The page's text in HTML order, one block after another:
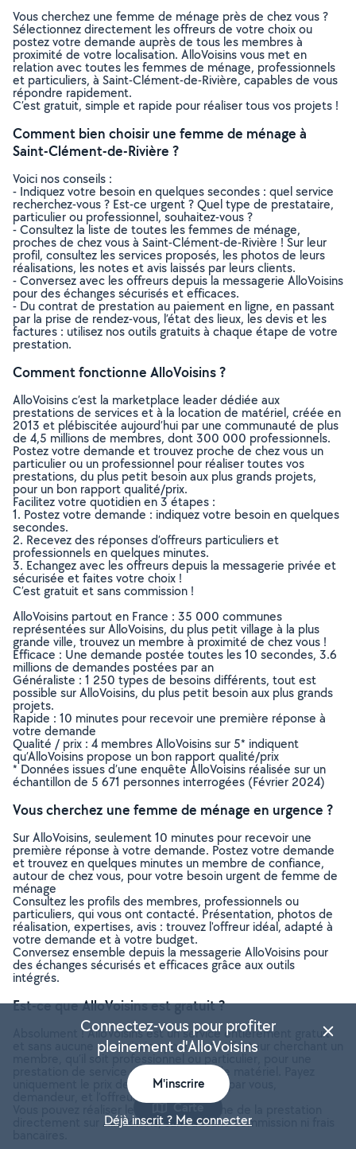
Vous cherchez une femme de ménage près de chez vous ?
Sélectionnez directement les offreurs de votre choix ou
postez votre demande auprès de tous les membres à
proximité de votre localisation. AlloVoisins vous met en
relation avec toutes les femmes de ménage, professionnels
et particuliers, à Saint-Clément-de-Rivière, capables de vous
répondre rapidement.
C’est gratuit, simple et rapide pour réaliser tous vos projets !
Comment bien choisir une femme de ménage à
Saint-Clément-de-Rivière ?
Voici nos conseils :
- Indiquez votre besoin en quelques secondes : quel service
recherchez-vous ? Est-ce urgent ? Quel type de prestataire,
particulier ou professionnel, souhaitez-vous ?
- Consultez la liste de toutes les femmes de ménage,
proches de chez vous à Saint-Clément-de-Rivière ! Sur leur
profil, consultez les services proposés, les photos de leurs
réalisations, les notes et avis laissés par leurs clients.
- Conversez avec les offreurs depuis la messagerie AlloVoisins
pour des échanges sécurisés et efficaces.
- Du contrat de prestation au paiement en ligne, en passant
par la prise de rendez-vous, l’état des lieux, les devis et les
factures : utilisez nos outils gratuits à chaque étape de votre
prestation.
Comment fonctionne AlloVoisins ?
AlloVoisins c’est la marketplace leader dédiée aux
prestations de services et à la location de matériel, créée en
2013 et plébiscitée aujourd’hui par une communauté de plus
de 4,5 millions de membres, dont 300 000 professionnels.
Postez votre demande et trouvez proche de chez vous un
particulier ou un professionnel pour réaliser toutes vos
prestations, du plus petit besoin aux plus grands projets,
pour un bon rapport qualité/prix.
Facilitez votre quotidien en 3 étapes :
1. Postez votre demande : indiquez votre besoin en quelques
secondes.
2. Recevez des réponses d’offreurs particuliers et
professionnels en quelques minutes.
3. Echangez avec les offreurs depuis la messagerie privée et
sécurisée et faites votre choix !
C’est gratuit et sans commission !
AlloVoisins partout en France : 35 000 communes
représentées sur AlloVoisins, du plus petit village à la plus
grande ville, trouvez un membre à proximité de chez vous !
Efficace : Une demande postée toutes les 10 secondes, 3.6
millions de demandes postées par an
Généraliste : 1 250 types de besoins différents, tout est
possible sur AlloVoisins, du plus petit besoin aux plus grands
projets.
Rapide : 10 minutes pour recevoir une première réponse à
votre demande
Qualité / prix : 4 membres AlloVoisins sur 5* indiquent
qu’AlloVoisins propose un bon rapport qualité/prix
* Données issues d’une enquête AlloVoisins réalisée sur un
échantillon de 5 671 personnes interrogées (Février 2024)
Vous cherchez une femme de ménage en urgence ?
Sur AlloVoisins, seulement 10 minutes pour recevoir une
première réponse à votre demande. Postez votre demande
et trouvez en quelques minutes un membre de confiance,
autour de chez vous, pour votre besoin urgent de femme de
ménage
Consultez les profils des membres, professionnels ou
particuliers, qui vous ont contacté. Présentation, photos de
réalisation, expertises, avis : trouvez l'offreur idéal, adapté à
votre demande et à votre budget.
Conversez ensemble depuis la messagerie AlloVoisins pour
des échanges sécurisés et efficaces grâce aux outils
intégrés.
Est-ce que AlloVoisins est gratuit ?
Absolument ! AlloVoisins est un service entièrement gratuit
et sans aucune commission pour tout utilisateur cherchant un
membre, qu’il soit professionnel ou particulier, pour une
prestation de service ou une location de matériel. Payez
uniquement le prix de la prestation, fixé par vous,
demandeur, et l’offreur.
directement sur AlloVoisins, sans aucune commission ni frais
Carte
Connectez-vous pour profiter
pleinement d'AlloVoisins
M'inscrire
Déjà inscrit ? Me connecter